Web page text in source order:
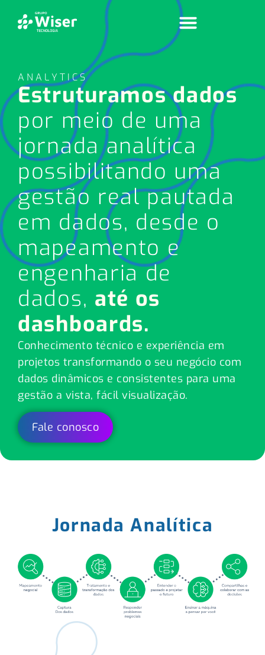
ANALYTICS
Estruturamos dados
por meio de uma
jornada analítica
possibilitando uma
gestão real pautada
em dados, desde o
mapeamento e
engenharia de
dados, até os
dashboards.
Conhecimento técnico e experiência em
projetos transformando o seu negócio com
dados dinâmicos e consistentes para uma
gestão a vista, fácil visualização.
Fale conosco
Jornada Analítica